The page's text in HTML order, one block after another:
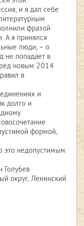
и я дал себе
фразой
А я принялся
люди, – о
не попадает в
новым 2014
в
и
долго и
формой,
это недопустимым
Ленинский